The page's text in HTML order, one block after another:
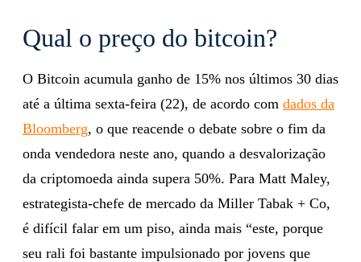
Qual o preço do bitcoin?
O Bitcoin acumula ganho de 15% nos últimos 30 dias
até a última sexta-feira (22), de acordo com dados da
Bloomberg, o que reacende o debate sobre o fim da
onda vendedora neste ano, quando a desvalorização
da criptomoeda ainda supera 50%. Para Matt Maley,
estrategista-chefe de mercado da Miller Tabak + Co,
é difícil falar em um piso, ainda mais “este, porque
seu rali foi bastante impulsionado por jovens que